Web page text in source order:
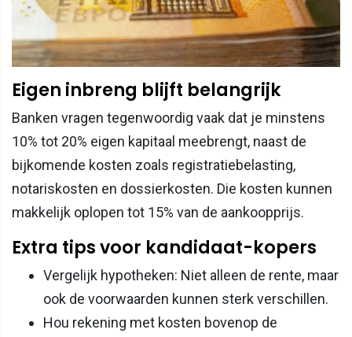
Eigen inbreng blijft belangrijk
Banken vragen tegenwoordig vaak dat je minstens
10% tot 20% eigen kapitaal meebrengt, naast de
bijkomende kosten zoals registratiebelasting,
notariskosten en dossierkosten. Die kosten kunnen
makkelijk oplopen tot 15% van de aankoopprijs.
Extra tips voor kandidaat-kopers
Vergelijk hypotheken: Niet alleen de rente, maar
ook de voorwaarden kunnen sterk verschillen.
Hou rekening met kosten bovenop de